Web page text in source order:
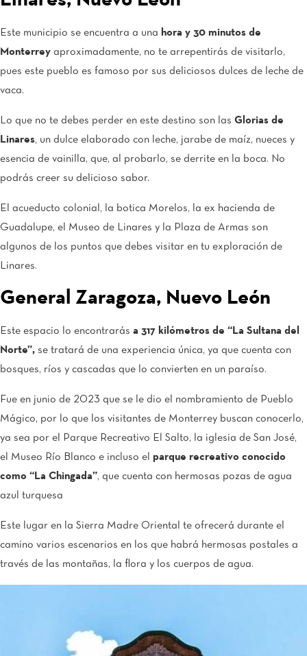
Este municipio se encuentra a una hora y 30 minutos de
Monterrey aproximadamente, no te arrepentirás de visitarlo,
pues este pueblo es famoso por sus deliciosos dulces de leche de
vaca.
Lo que no te debes perder en este destino son las Glorias de
Linares, un dulce elaborado con leche, jarabe de maíz, nueces y
esencia de vainilla, que, al probarlo, se derrite en la boca. No
podrás creer su delicioso sabor.
El acueducto colonial, la botica Morelos, la ex hacienda de
Guadalupe, el Museo de Linares y la Plaza de Armas son
algunos de los puntos que debes visitar en tu exploración de
Linares.
General Zaragoza, Nuevo León
Este espacio lo encontrarás a 317 kilómetros de “La Sultana del
Norte”, se tratará de una experiencia única, ya que cuenta con
bosques, ríos y cascadas que lo convierten en un paraíso.
Fue en junio de 2023 que se le dio el nombramiento de Pueblo
Mágico, por lo que los visitantes de Monterrey buscan conocerlo,
ya sea por el Parque Recreativo El Salto, la iglesia de San José,
el Museo Río Blanco e incluso el parque recreativo conocido
como “La Chingada”, que cuenta con hermosas pozas de agua
azul turquesa
Este lugar en la Sierra Madre Oriental te ofrecerá durante el
camino varios escenarios en los que habrá hermosas postales a
través de las montañas, la flora y los cuerpos de agua.